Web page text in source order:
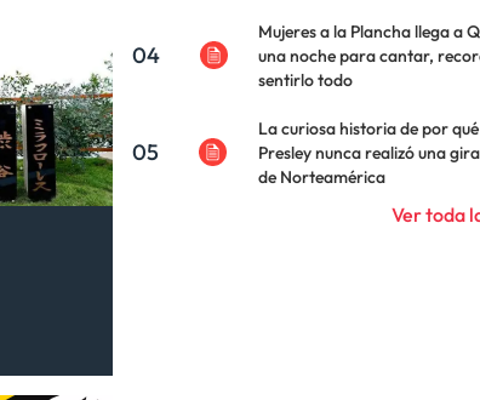
04
Mujeres a la Plancha llega a
una noche para cantar,
sentirlo todo
05
La curiosa historia de por
Presley nunca realizó una
de Norteamérica
Ver toda